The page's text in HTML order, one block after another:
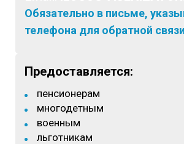
Обязательно в письме,
телефона для обратной
Предоставляется:
пенсионерам
многодетным
военным
льготникам